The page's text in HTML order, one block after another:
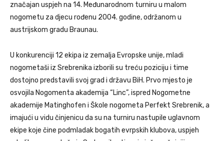
značajan uspjeh na 14. Međunarodnom turniru u malom
nogometu za djecu rođenu 2004. godine, održanom u
austrijskom gradu Braunau.
U konkurenciji 12 ekipa iz zemalja Evropske unije, mladi
nogometaši iz Srebrenika izborili su treću poziciju i time
dostojno predstavili svoj grad i državu BiH. Prvo mjesto je
osvojila Nogomenta akademija “Linc”, ispred Nogometne
akademije Matinghofen i Škole nogometa Perfekt Srebrenik, a
imajući u vidu činjenicu da su na turniru nastupile uglavnom
ekipe koje čine podmladak bogatih evrpskih klubova, uspjeh